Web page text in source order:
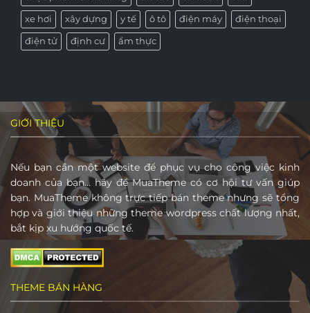
xe hơi xây dựng y tế ô tô điện máy điện thoại
điện tử định cư ẩm thực
GIỚI THIỆU
Nếu bạn cần một website để phục vụ cho công việc kinh
doanh của bạn… hãy để MuaTheme có cơ hội tư vấn giúp
bạn. MuaTheme không trực tiếp bán theme nhưng sẽ tổng
hợp và giới thiệu những theme wordpress chất lượng nhất,
bắt kịp xu hướng quốc tế.
THEME BÁN HÀNG